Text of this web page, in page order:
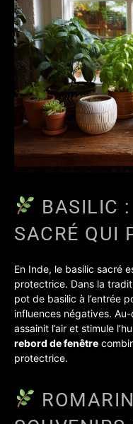
BASILIC :
SACRÉ QUI
En Inde, le basilic sacré
protectrice. Dans la
pot de basilic à l’entrée
influences négatives.
assainit l’air et stimule
rebord de fenêtre
protectrice.